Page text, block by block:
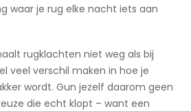
waar je rug elke nacht iets aan
rugklachten niet weg als bij
veel verschil maken in hoe je
wordt. Gun jezelf daarom geen
die echt klopt – want een